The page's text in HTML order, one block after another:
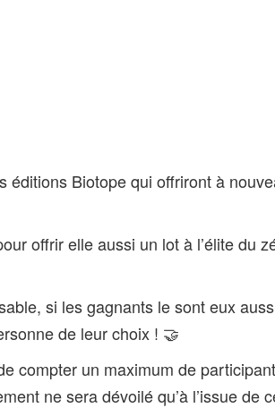
Biotope qui offriront à
offrir elle aussi un lot à l’élite du
si les gagnants le sont eux
de leur choix ! 🤝
compter un maximum de
ne sera dévoilé qu’à l’issue de